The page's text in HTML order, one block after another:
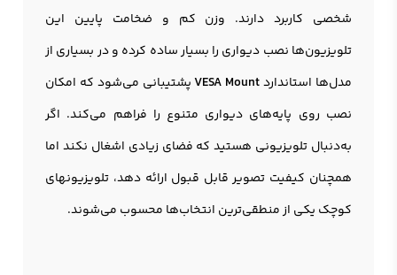
شخصی کاربرد دارند. وزن کم و ضخامت پایین این
تلویزیون‌ها نصب دیواری را بسیار ساده کرده و در بسیاری از
مدل‌ها استانداردVESA Mountپشتیبانی می‌شود که امکان
نصب روی پایه‌های دیواری متنوع را فراهم می‌کند. اگر
به‌دنبال تلویزیونی هستید که فضای زیادی اشغال نکند اما
همچنان کیفیت تصویر قابل قبول ارائه دهد، تلویزیونهای
کوچک یکی از منطقی‌ترین انتخاب‌ها محسوب می‌شوند.